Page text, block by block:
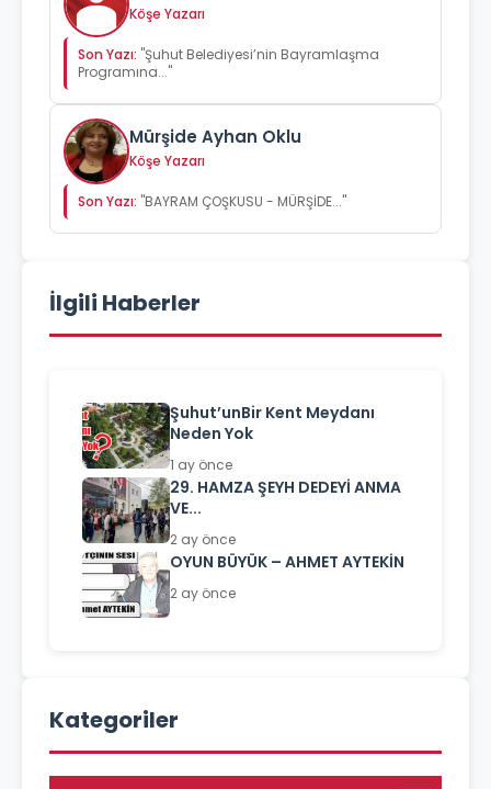
Köşe Yazarı
Son Yazı: "Şuhut Belediyesi’nin Bayramlaşma
Programına..."
Mürşide Ayhan Oklu
Köşe Yazarı
Son Yazı: "BAYRAM ÇOŞKUSU - MÜRŞİDE..."
İlgili Haberler
Şuhut’unBir Kent Meydanı
Neden Yok
1 ay önce
29. HAMZA ŞEYH DEDEYİ ANMA
VE...
2 ay önce
OYUN BÜYÜK – AHMET AYTEKİN
2 ay önce
Kategoriler